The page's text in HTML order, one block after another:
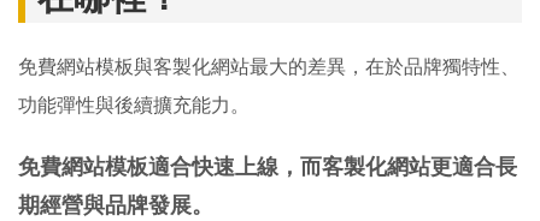
免費網站模板與客製化網站最大的差異，在於品牌獨特性、
功能彈性與後續擴充能力。
免費網站模板適合快速上線，而客製化網站更適合長
期經營與品牌發展。